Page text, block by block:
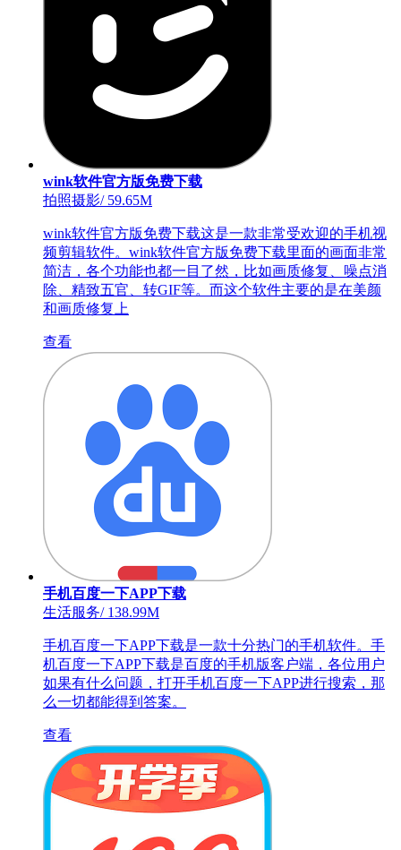
wink软件官方版免费下载
拍照摄影/59.65M
wink软件官方版免费下载这是一款非常受欢迎的手机视
频剪辑软件。wink软件官方版免费下载里面的画面非常
简洁，各个功能也都一目了然，比如画质修复、噪点消
除、精致五官、转GIF等。而这个软件主要的是在美颜
和画质修复上
查看
手机百度一下APP下载
生活服务/138.99M
手机百度一下APP下载是一款十分热门的手机软件。手
机百度一下APP下载是百度的手机版客户端，各位用户
如果有什么问题，打开手机百度一下APP进行搜索，那
么一切都能得到答案。
查看